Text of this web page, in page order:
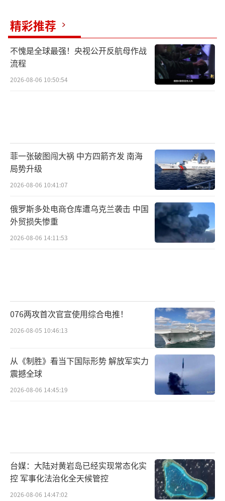
精彩推荐
不愧是全球最强！央视公开反航母作战
流程
2026-08-06 10:50:54
菲一张破图闯大祸 中方四箭齐发 南海
局势升级
2026-08-06 10:41:07
俄罗斯多处电商仓库遭乌克兰袭击 中国
外贸损失惨重
2026-08-06 14:11:53
076两攻首次官宣使用综合电推！
2026-08-05 10:46:13
从《制胜》看当下国际形势 解放军实力
震撼全球
2026-08-06 14:45:19
台媒：大陆对黄岩岛已经实现常态化实
控 军事化法治化全天候管控
2026-08-06 14:47:02